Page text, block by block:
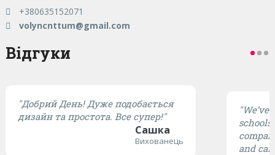
+380635152071
volyncnttum@gmail.com
Відгуки
"Добрий День! Дуже подобається
дизайн та простота. Все супер!"
Сашка
Вихованець
and